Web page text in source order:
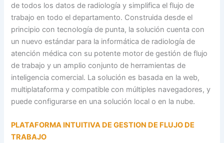
de todos los datos de radiología y simplifica el flujo de
trabajo en todo el departamento. Construida desde el
principio con tecnología de punta, la solución cuenta con
un nuevo estándar para la informática de radiología de
atención médica con su potente motor de gestión de flujo
de trabajo y un amplio conjunto de herramientas de
inteligencia comercial. La solución es basada en la web,
multiplataforma y compatible con múltiples navegadores, y
puede configurarse en una solución local o en la nube.
PLATAFORMA INTUITIVA DE GESTION DE FLUJO DE
TRABAJO